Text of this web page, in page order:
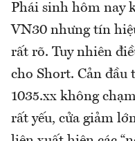
Phái sinh hôm nay
VN30 nhưng tín
rất rõ. Tuy nhiên
cho Short. Cản đầu
1035.xx không
rất yếu, cửa giảm